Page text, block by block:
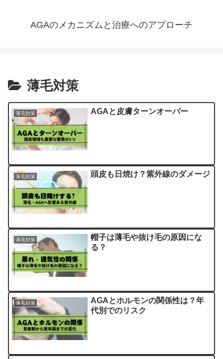
AGAのメカニズムと治療へのアプローチ
薄毛対策
薄毛対策 AGAと皮膚ターンオーバー
薄毛対策 頭皮も日焼け？紫外線のダメージ
薄毛対策
帽子は薄毛や抜け毛の原因にな
る？
薄毛対策
AGAとホルモンの関係性は？年
代別でのリスク